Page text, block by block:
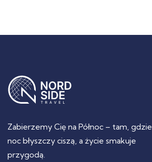
Zabierzemy Cię na Północ – tam, gdzie
noc błyszczy ciszą, a życie smakuje
przygodą.